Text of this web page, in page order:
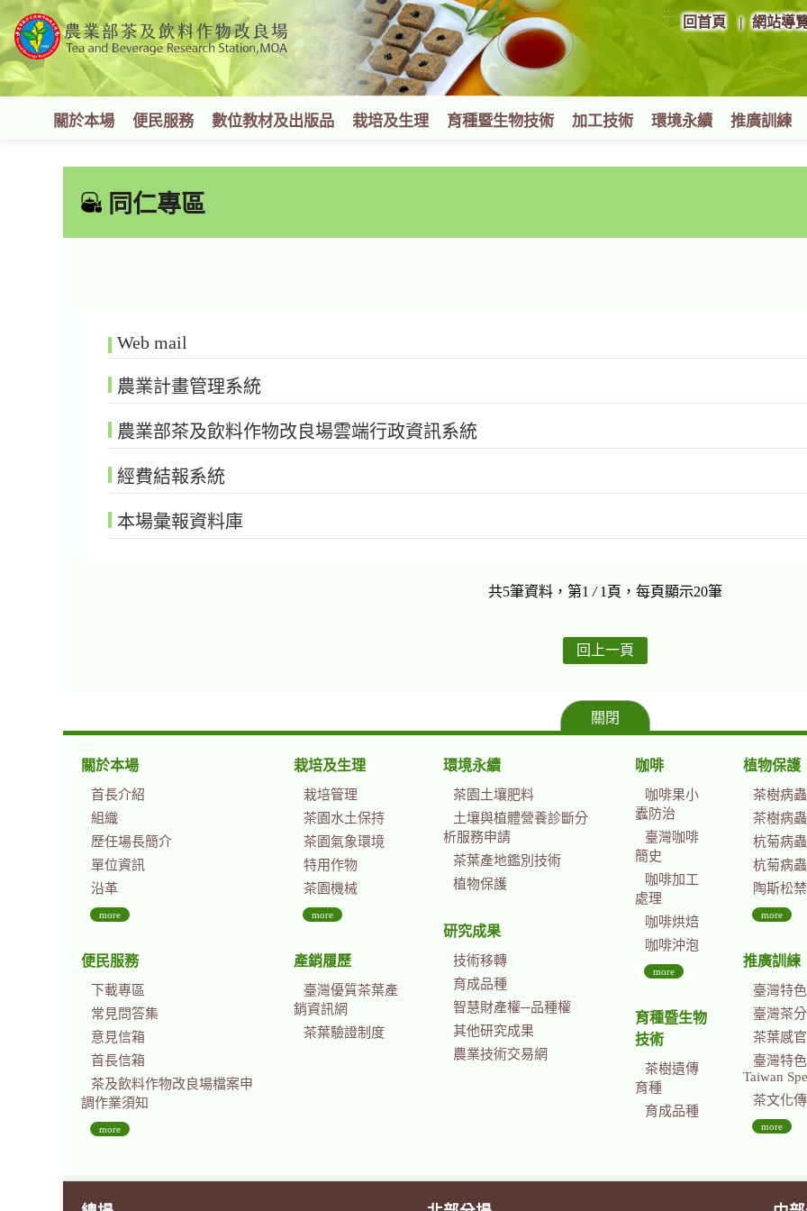
到
主
要
內
:::
回首頁 網站導
關於本場 便民服務 數位教材及出版品 栽培及生理 育種暨生物技術 加工技術 環境永續 推廣訓練
::: 同仁專區
Web mail
農業計畫管理系統
農業部茶及飲料作物改良場雲端行政資訊系統
經費結報系統
本場彙報資料庫
共5筆資料，第1 /1頁，每頁顯示20筆
回上一頁
關閉
:::
關於本場
首長介紹
組織
歷任場長簡介
單位資訊
沿革
more
便民服務
下載專區
常見問答集
意見信箱
首長信箱
茶及飲料作物改良場檔案申
調作業須知
more
栽培及生理
栽培管理
茶園水土保持
茶園氣象環境
特用作物
茶園機械
more
產銷履歷
臺灣優質茶葉產
銷資訊網
茶葉驗證制度
環境永續
茶園土壤肥料
土壤與植體營養診斷分
析服務申請
茶葉產地鑑別技術
植物保護
研究成果
技術移轉
育成品種
智慧財產權─品種權
其他研究成果
農業技術交易網
咖啡
咖啡果小
蠹防治
臺灣咖啡
簡史
咖啡加工
處理
咖啡烘焙
咖啡沖泡
more
育種暨生物
技術
茶樹遺傳
育種
育成品種
植物保護
茶樹病
茶樹病
杭菊病
杭菊病
陶斯松
more
推廣訓練
臺灣特
臺灣茶
茶葉感
臺灣特
Taiwan
茶文化
more